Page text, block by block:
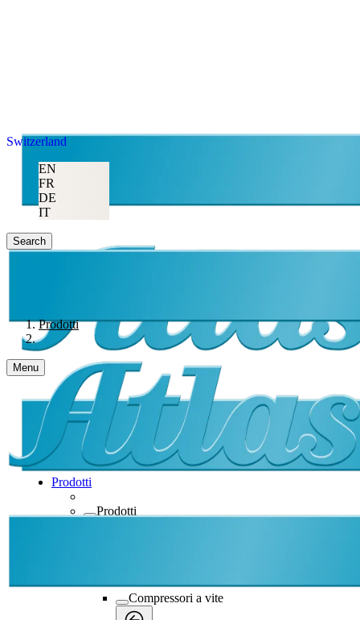
Switzerland
EN
FR
DE
IT
Search
Prodotti
Menu
Prodotti
Prodotti
Compressori a vite